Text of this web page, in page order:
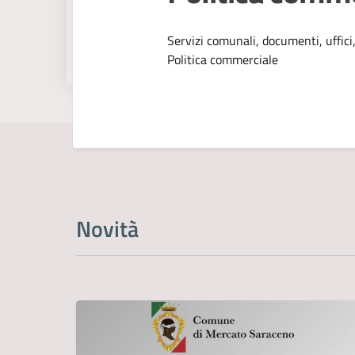
Dettagli
Servizi comunali, documenti,
Politica commerciale
Novità